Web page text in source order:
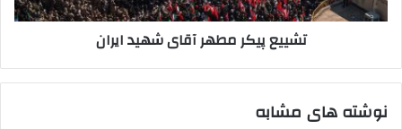
تشییع پیکر مطهر آقای شهید ایران
نوشته های مشابه